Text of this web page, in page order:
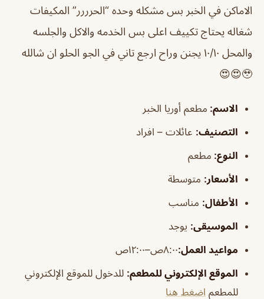
الاماكن في الخبر بس مشكله وحده “الحرررر” المكيفات
شغاله يحتاج تكييف اعلى بس الخدمه والاكل والجلسه
والمحل ١٠/١٠ يجنن وراح ارجع تاني في الجو الحلو ان شالله
🥹😍😍
الاسم: مطعم أوريا الخبر
التصنيف: عائلات – افراد
النوع: مطعم
الأسعار: متوسطة
الأطفال: مناسب
الموسيقى: يوجد
مواعيد العمل:٨:٠٠ص–١٢:٠٠ص
الموقع الإلكتروني للمطعم: للدخول للموقع الإلكتروني
للمطعم اضغط هنا